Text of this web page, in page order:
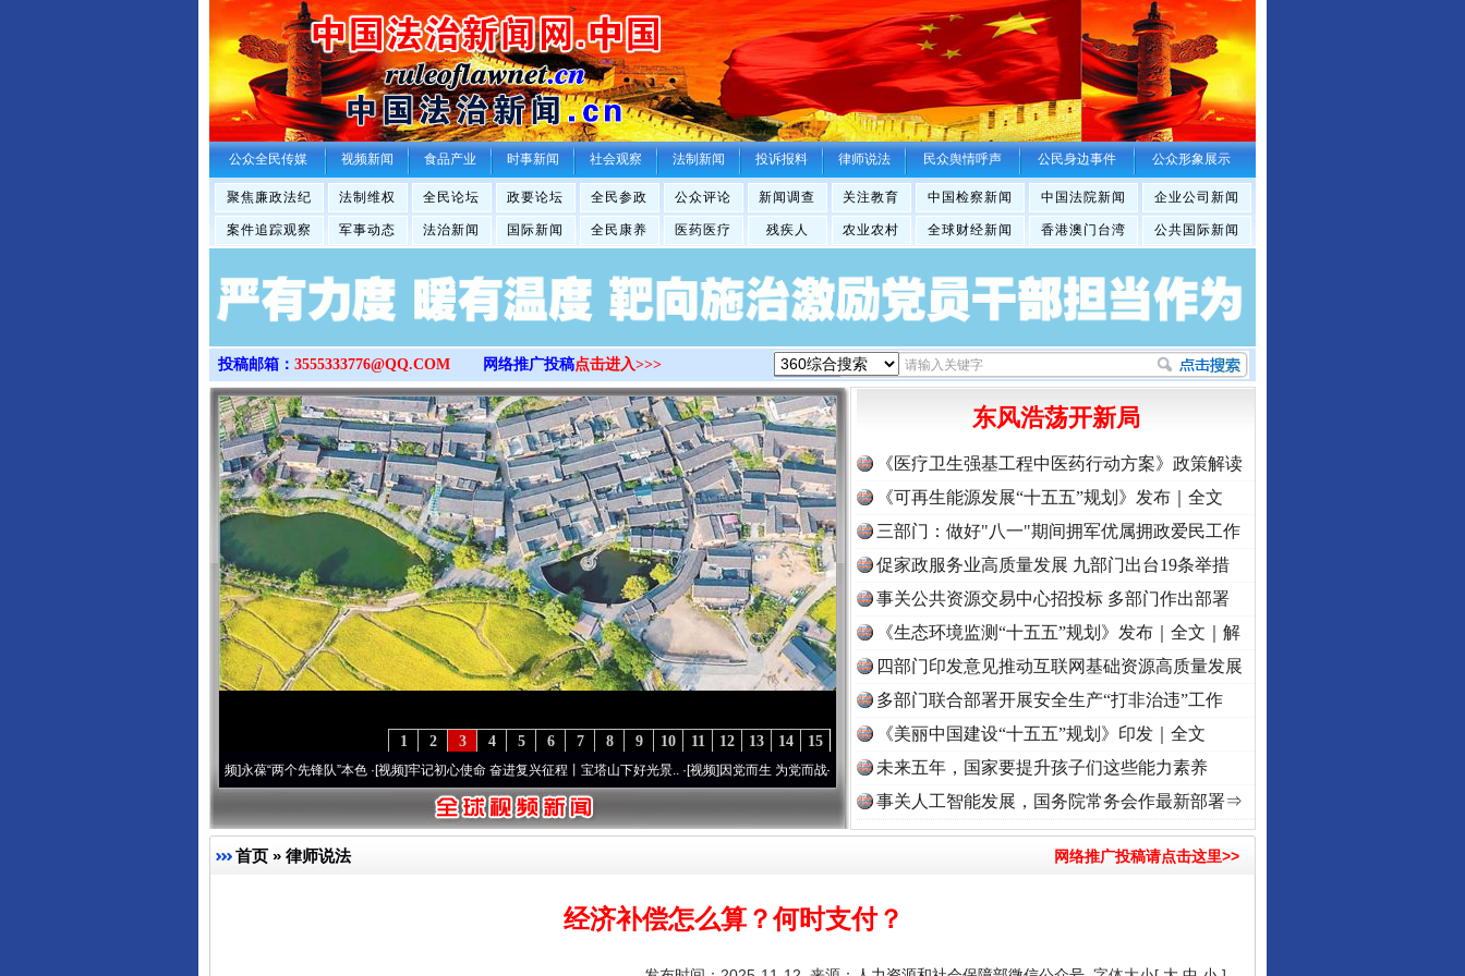
>
公众全民传媒 视频新闻 食品产业 时事新闻 社会观察 法制新闻 投诉报料 律师说法 民众舆情呼声 公民身边事件 公众形象展示
聚焦廉政法纪 法制维权 全民论坛 政要论坛 全民参政 公众评论 新闻调查 关注教育 中国检察新闻 中国法院新闻 企业公司新闻
案件追踪观察 军事动态 法治新闻 国际新闻 全民康养 医药医疗 残疾人 农业农村 全球财经新闻 香港澳门台湾 公共国际新闻
投稿邮箱： 3555333776@QQ.COM 网络推广投稿点击进入>>>
15
14
13
12
11
10
9
8
7
6
5
4
3
2
1
永葆“两个先锋队”本色·[视频]牢记初心使命 奋进复兴征程丨宝塔山下好光景..·[视频]因党而生 为党而战——百年“纪”事⑧加强纪律..·[视频] 牢记初心使命 奋进复兴征程丨“转折之城”激荡..
东风浩荡开新局
《医疗卫生强基工程中医药行动方案》政策解读
《可再生能源发展“十五五”规划》发布｜全文
三部门：做好"八一"期间拥军优属拥政爱民工作
促家政服务业高质量发展 九部门出台19条举措
事关公共资源交易中心招投标 多部门作出部署
《生态环境监测“十五五”规划》发布｜全文｜解
读
四部门印发意见推动互联网基础资源高质量发展
多部门联合部署开展安全生产“打非治违”工作
《美丽中国建设“十五五”规划》印发｜全文
未来五年，国家要提升孩子们这些能力素养
事关人工智能发展，国务院常务会作最新部署⇒
首页 » 律师说法 网络推广投稿请点击这里>>
经济补偿怎么算？何时支付？